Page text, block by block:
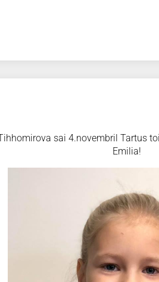
sai 4.novembril Tartus
Emilia!